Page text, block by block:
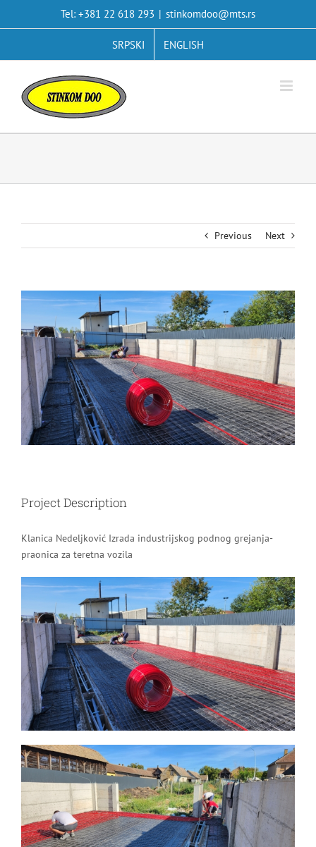
Tel: +381 22 618 293 | stinkomdoo@mts.rs
SRPSKI ENGLISH
Previous Next
View
Image
Project Description
Klanica Nedeljković Izrada industrijskog podnog grejanja-
praonica za teretna vozila